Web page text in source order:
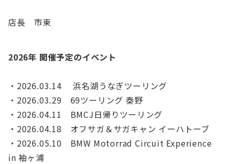
店長 市東
2026年 開催予定のイベント
・2026.03.14 浜名湖うなぎツーリング
・2026.03.29 69ツーリング 秦野
・2026.04.11 BMCJ日帰りツーリング
・2026.04.18 オフサガ＆サガキャン イーハトーブ
・2026.05.10 BMW Motorrad Circuit Experience
in 袖ヶ浦